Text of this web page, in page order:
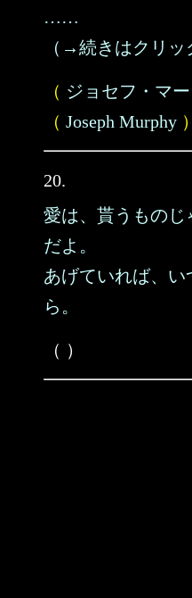
……
（→続きはクリッ
（ ジョセフ・マ
（ Joseph Murphy ）
20.
愛は、貰うものじ
だよ。
あげていれば、
ら。
（ ）